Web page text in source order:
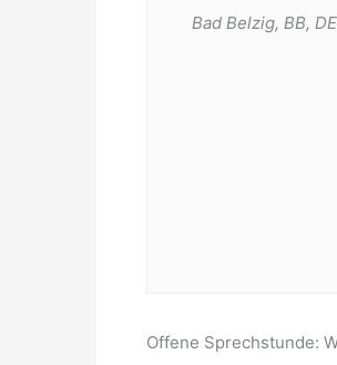
Bad Belzig, BB,
Offene Sprechstunde: